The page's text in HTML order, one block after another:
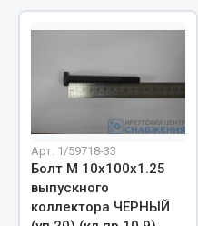
Автомобильный инструмент
Измерительный инструмент
Режущий инструмент
Слесарный инструмент
Столярный инструмент
Арт. 1/59718-33
Болт М 10х100х1.25
выпускного
коллектора ЧЕРНЫЙ